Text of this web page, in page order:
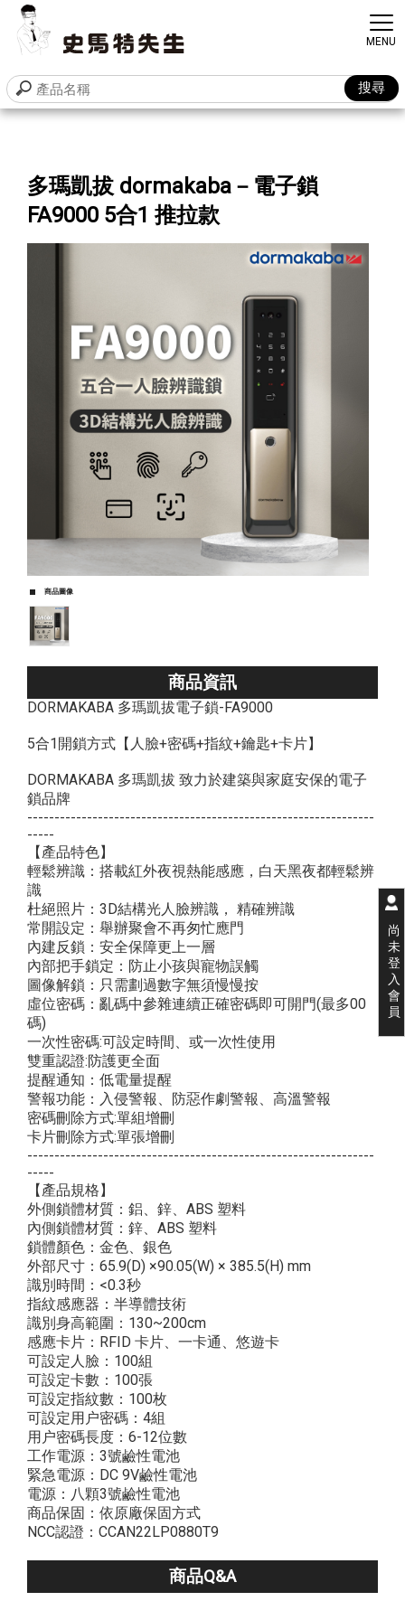
尚
未
登
入
會
員
多瑪凱拔 dormakaba－電子鎖
FA9000 5合1 推拉款
商品圖像
商品資訊
DORMAKABA 多瑪凱拔電子鎖-FA9000
5合1開鎖方式【人臉+密碼+指紋+鑰匙+卡片】
DORMAKABA 多瑪凱拔 致力於建築與家庭安保的電子
鎖品牌
----------------------------------------------------------------
-----
【產品特色】
輕鬆辨識：搭載紅外夜視熱能感應，白天黑夜都輕鬆辨
識
杜絕照片：3D結構光人臉辨識， 精確辨識
常開設定：舉辦聚會不再匆忙應門
內建反鎖：安全保障更上一層
內部把手鎖定：防止小孩與寵物誤觸
圖像解鎖：只需劃過數字無須慢慢按
虛位密碼：亂碼中參雜連續正確密碼即可開門(最多00
碼)
一次性密碼:可設定時間、或一次性使用
雙重認證:防護更全面
提醒通知：低電量提醒
警報功能：入侵警報、防惡作劇警報、高溫警報
密碼刪除方式:單組增刪
卡片刪除方式:單張增刪
----------------------------------------------------------------
-----
【產品規格】
外側鎖體材質：鋁、鋅、ABS 塑料
內側鎖體材質：鋅、ABS 塑料
鎖體顏色：金色、銀色
外部尺寸：65.9(D) ×90.05(W) × 385.5(H) mm
識別時間：<0.3秒
指紋感應器：半導體技術
識別身高範圍：130~200cm
感應卡片：RFID 卡片、一卡通、悠遊卡
可設定人臉：100組
可設定卡數：100張
可設定指紋數：100枚
可設定用户密碼：4組
用户密碼長度：6-12位數
工作電源：3號鹼性電池
緊急電源：DC 9V鹼性電池
電源：八顆3號鹼性電池
商品保固：依原廠保固方式
NCC認證：CCAN22LP0880T9
商品Q&A